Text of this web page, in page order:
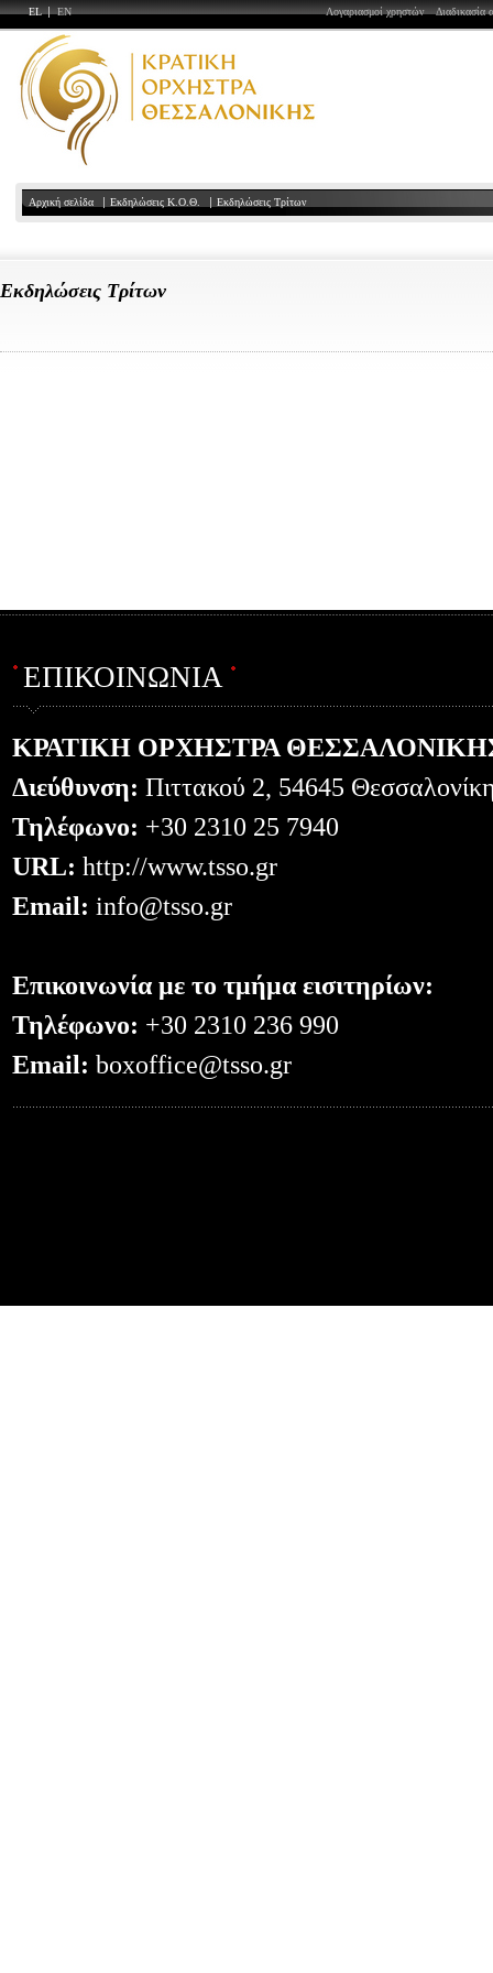
EN
EL Διαδικασία
Λογαριασμοί χρηστών
Αρχική σελίδα Εκδηλώσεις Κ.Ο.Θ. Εκδηλώσεις Τρίτων
Εκδηλώσεις Τρίτων
ΕΠΙΚΟΙΝΩΝΙΑ
ΚΡΑΤΙΚΗ ΟΡΧΗΣΤΡΑ
Διεύθυνση: Πιττακού 2, 54645
Τηλέφωνο: +30 2310 25 7940
URL: http://www.tsso.gr
Email: info@tsso.gr
Επικοινωνία με το τμήμα εισιτηρίων:
Τηλέφωνο: +30 2310 236 990
Email: boxoffice@tsso.gr